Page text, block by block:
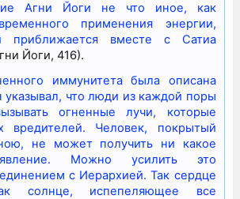
Агни Йоги не что иное, как
применения энергии,
приближается вместе с Сатиа
Йоги, 416).
иммунитета была описана
указывал, что люди из каждой поры
огненные лучи, которые
вредителей. Человек, покрытый
не может получить ни какое
Можно усилить это
с Иерархией. Так сердце
солнце, испепеляющее все